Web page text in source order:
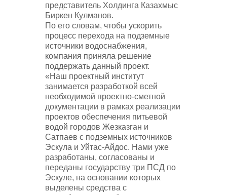
представитель Холдинга Казахмыс
Биркен Кулманов.
По его словам, чтобы ускорить
процесс перехода на подземные
источники водоснабжения,
компания приняла решение
поддержать данный проект.
«Наш проектный институт
занимается разработкой всей
необходимой проектно-сметной
документации в рамках реализации
проектов обеспечения питьевой
водой городов Жезказган и
Сатпаев с подземных источников
Эскула и Уйтас-Айдос. Нами уже
разработаны, согласованы и
переданы государству три ПСД по
Эскуле, на основании которых
выделены средства с